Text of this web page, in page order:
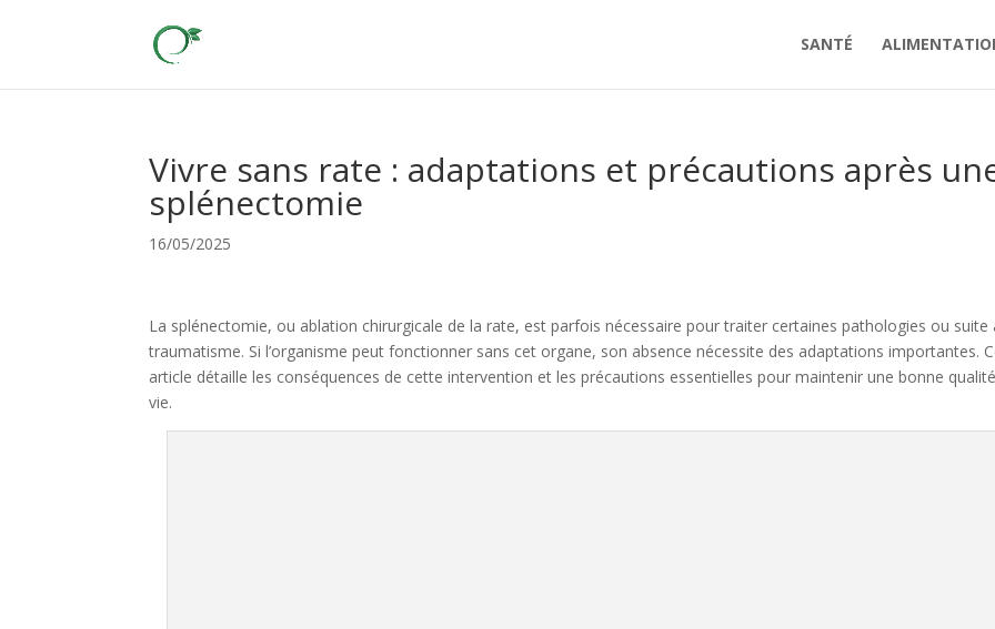
SANTÉ
Vivre sans rate : adaptations et précautions après
splénectomie
16/05/2025
La splénectomie, ou ablation chirurgicale de la rate, est parfois nécessaire pour traiter certaines pathologies ou suite
traumatisme. Si l’organisme peut fonctionner sans cet organe, son absence nécessite des adaptations importantes.
article détaille les conséquences de cette intervention et les précautions essentielles pour maintenir une bonne
vie.